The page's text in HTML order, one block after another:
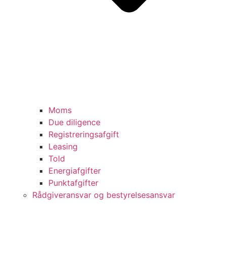
Moms
Due diligence
Registreringsafgift
Leasing
Told
Energiafgifter
Punktafgifter
Rådgiveransvar og bestyrelsesansvar